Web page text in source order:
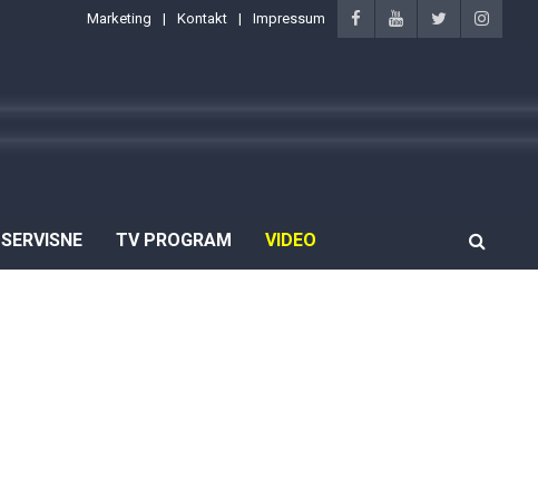
Marketing Kontakt Impressum
SERVISNE TV PROGRAM VIDEO